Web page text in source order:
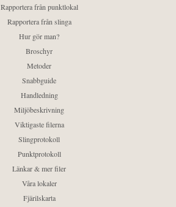
Rapportera från punktlokal
Rapportera från slinga
Hur gör man?
Broschyr
Metoder
Snabbguide
Handledning
Miljöbeskrivning
Viktigaste filerna
Slingprotokoll
Punktprotokoll
Länkar & mer filer
Våra lokaler
Fjärilskarta